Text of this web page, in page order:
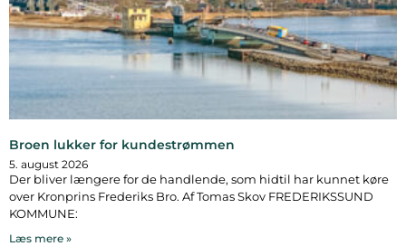
Broen lukker for kundestrømmen
5. august 2026
Der bliver længere for de handlende, som hidtil har kunnet køre
over Kronprins Frederiks Bro. Af Tomas Skov FREDERIKSSUND
KOMMUNE:
Læs mere »